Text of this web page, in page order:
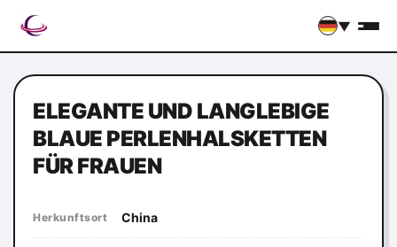
▼
ELEGANTE UND LANGLEBIGE
BLAUE PERLENHALSKETTEN
FÜR FRAUEN
Herkunftsort China